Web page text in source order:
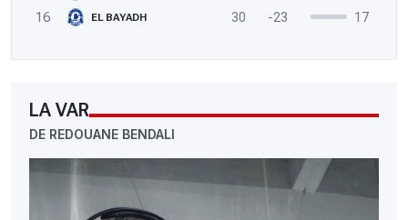
16
EL BAYADH 30 -23 17
LA VAR
DE REDOUANE BENDALI